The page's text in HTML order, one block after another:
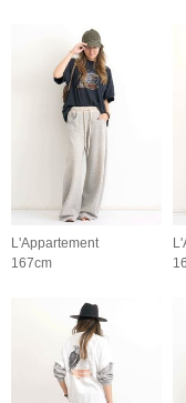
L'Appartement
167cm